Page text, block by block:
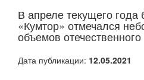
В апреле текущего года
«Кумтор» отмечался
объемов
Дата публикации: 12.05.2021